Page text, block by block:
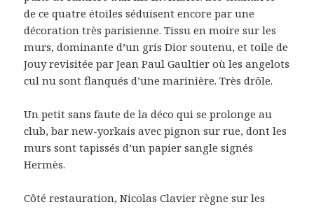
de ce quatre étoiles séduisent encore par une
décoration très parisienne. Tissu en moire sur les
murs, dominante d’un gris Dior soutenu, et toile de
Jouy revisitée par Jean Paul Gaultier où les angelots
cul nu sont flanqués d’une marinière. Très drôle.
Un petit sans faute de la déco qui se prolonge au
club, bar new-yorkais avec pignon sur rue, dont les
murs sont tapissés d’un papier sangle signés
Hermès.
Côté restauration, Nicolas Clavier règne sur les